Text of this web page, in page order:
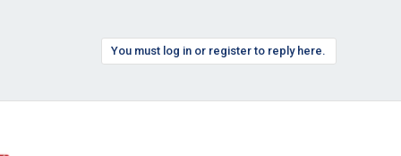
You must log in or register to reply here.